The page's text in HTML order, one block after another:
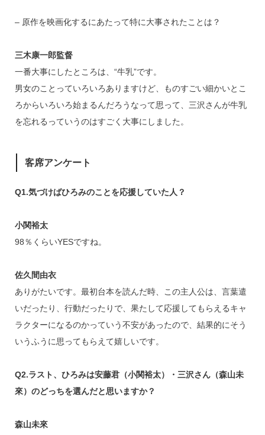
– 原作を映画化するにあたって特に大事されたことは？
三木康一郎監督
一番大事にしたところは、“牛乳”です。
男女のことっていろいろありますけど、ものすごい細かいとこ
ろからいろいろ始まるんだろうなって思って、三沢さんが牛乳
を忘れるっていうのはすごく大事にしました。
客席アンケート
Q1.気づけばひろみのことを応援していた人？
小関裕太
98％くらいYESですね。
佐久間由衣
ありがたいです。最初台本を読んだ時、この主人公は、言葉遣
いだったり、行動だったりで、果たして応援してもらえるキャ
ラクターになるのかっていう不安があったので、結果的にそう
いうふうに思ってもらえて嬉しいです。
Q2.ラスト、ひろみは安藤君（小関裕太）・三沢さん（森山未
來）のどっちを選んだと思いますか？
森山未來